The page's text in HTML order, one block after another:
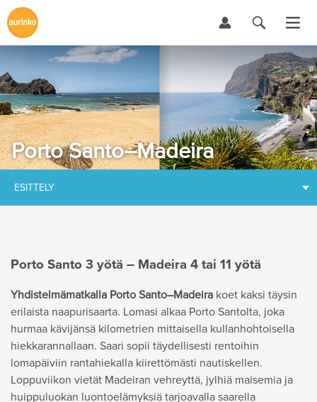
Porto Santo–Madeira
ESITTELY
Porto Santo 3 yötä – Madeira 4 tai 11 yötä
Yhdistelmämatkalla Porto Santo–Madeira koet kaksi täysin
erilaista naapurisaarta. Lomasi alkaa Porto Santolta, joka
hurmaa kävijänsä kilometrien mittaisella kullanhohtoisella
hiekkarannallaan. Saari sopii täydellisesti rentoihin
lomapäiviin rantahiekalla kiirettömästi nautiskellen.
Loppuviikon vietät Madeiran vehreyttä, jylhiä maisemia ja
huippuluokan luontoelämyksiä tarjoavalla saarella